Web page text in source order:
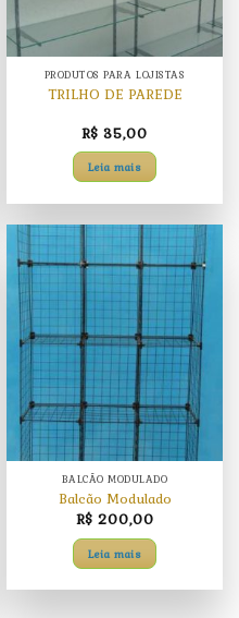
PRODUTOS PARA LOJISTAS
TRILHO DE PAREDE
R$ 35,00
Leia mais
BALCÃO MODULADO
Balcão Modulado
R$ 200,00
Leia mais